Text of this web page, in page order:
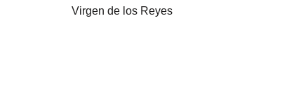
Virgen de los Reyes